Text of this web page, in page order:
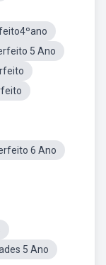
5 Ano
6 Ano
5 Ano